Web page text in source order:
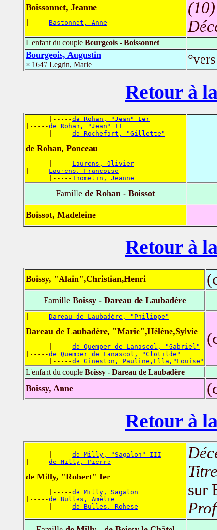
Boissonnet, Jeanne
|----- Bastonnet, Anne
(10)
L'enfant du couple Bourgeois - Boissonnet
Bourgeois, Augustin
× 1647 Legrin, Marie
Retour à
      |-----
de Rohan, "Jean" Ier
|-----de Rohan, "Jean" II
      |-----
de Rochefort, "Gillette"
de Rohan, Ponceau
      |-----
Laurens, Olivier
|----- Laurens, Francoise
      |-----
Thomelin, Jeanne
Famille de Rohan - Boissot
Boissot, Madeleine
Retour à
Boissy, "Alain",Christian,Henri
Famille Boissy - Dareau de Laubadère
|-----Dareau de Laubadère, "Philippe"
Dareau de Laubadère, "Marie",Hélène,Sylvie
      |-----
de Quemper de Lanascol, "Gabriel"
|-----de Quemper de Lanascol, "Clotilde"
      |-----
de Gineston, Pauline,Ella,"Louise"
L'enfant du couple Boissy - Dareau de Laubadère
Boissy, Anne
Retour à
      |-----
de Milly, "Sagalon" III
|-----de Milly, Pierre
de Milly, "Robert" Ier
      |-----
de Milly, Sagalon
|-----de Bulles, Amélie
      |-----
de Bulles, Rohese
sur